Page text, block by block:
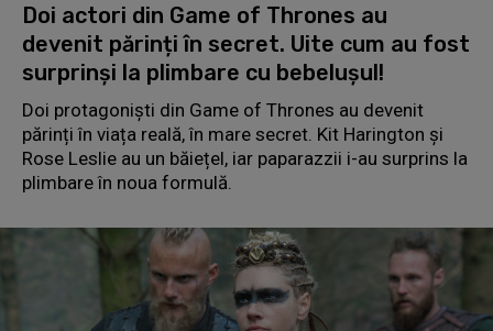
Doi actori din Game of Thrones au
devenit părinți în secret. Uite cum au fost
surprinși la plimbare cu bebelușul!
Doi protagoniști din Game of Thrones au devenit
părinți în viața reală, în mare secret. Kit Harington și
Rose Leslie au un băiețel, iar paparazzii i-au surprins la
plimbare în noua formulă.